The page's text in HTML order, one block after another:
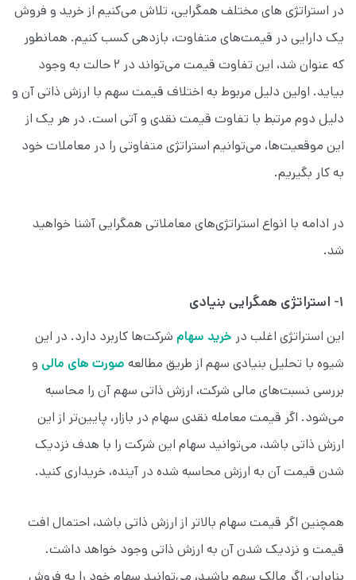
در استراتژی های مختلف همگرایی، تلاش می‌کنیم از خرید و فروش
یک دارایی در قیمت‌های متفاوت، بازدهی کسب کنیم. همانطور
که عنوان شد، این تفاوت قیمت می‌تواند در ۲ حالت به وجود
بیاید. اولین دلیل مربوط به اختلاف قیمت سهم با ارزش ذاتی آن و
دلیل دوم مرتبط با تفاوت قیمت نقدی و آتی است. در هر یک از
این موقعیت‌ها، می‌توانیم استراتژی متفاوتی را در معاملات خود
به کار بگیریم.
در ادامه با انواع استراتژی‌های معاملاتی همگرایی آشنا خواهید
شد.
۱- استراتژی همگرایی بنیادی
این استراتژی اغلب در خرید سهام شرکت‌ها کاربرد دارد. در این
شیوه با تحلیل بنیادی سهم از طریق مطالعه صورت های مالی و
بررسی نسبت‌های مالی شرکت، ارزش ذاتی سهم آن را محاسبه
می‌شود. اگر قیمت معامله نقدی سهام در بازار، پایین‌تر از این
ارزش ذاتی باشد، می‌توانید سهام این شرکت را با هدف نزدیک
شدن قیمت آن به ارزش محاسبه شده در آینده، خریداری کنید.
همچنین اگر قیمت سهام بالاتر از ارزش ذاتی باشد، احتمال افت
قیمت و نزدیک شدن آن به ارزش ذاتی وجود خواهد داشت.
بنابراین اگر مالک سهم باشید، می‌توانید سهام خود را به فروش